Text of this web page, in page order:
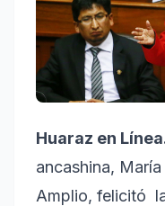
Huaraz en
ancashina,
Amplio, felicitó